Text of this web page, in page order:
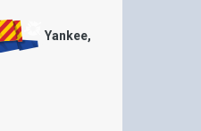
Yankee,